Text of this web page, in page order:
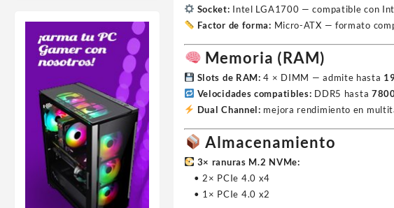
HEX50,RGB,4
PIPAS,TDP
220W,AMD/INTEL,1*FAN
120MM,PWN
4 PIN+ARGB
3
PIN,BLANCO
Socket: Intel LGA1700 — compatible con
Factor de forma: Micro-ATX — formato
Memoria (RAM)
Slots de RAM: 4 × DIMM — admite hasta
Velocidades compatibles: DDR5 hasta
Dual Channel: mejora rendimiento en
Almacenamiento
3× ranuras M.2 NVMe:
• 2× PCIe 4.0 x4
• 1× PCIe 4.0 x2